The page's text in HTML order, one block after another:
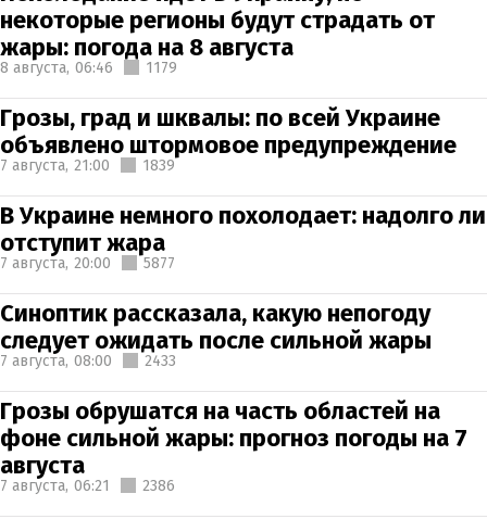
некоторые регионы будут страдать от
жары: погода на 8 августа
8 августа, 06:46 1179
Грозы, град и шквалы: по всей Украине
объявлено штормовое предупреждение
7 августа, 21:00 1839
В Украине немного похолодает: надолго ли
отступит жара
7 августа, 20:00 5877
Синоптик рассказала, какую непогоду
следует ожидать после сильной жары
7 августа, 08:00 2433
Грозы обрушатся на часть областей на
фоне сильной жары: прогноз погоды на 7
августа
7 августа, 06:21 2386